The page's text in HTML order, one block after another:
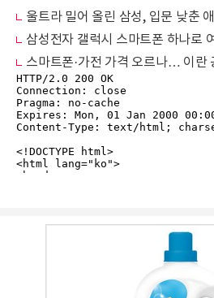
삼성전자 갤럭시 스마트폰 하나로